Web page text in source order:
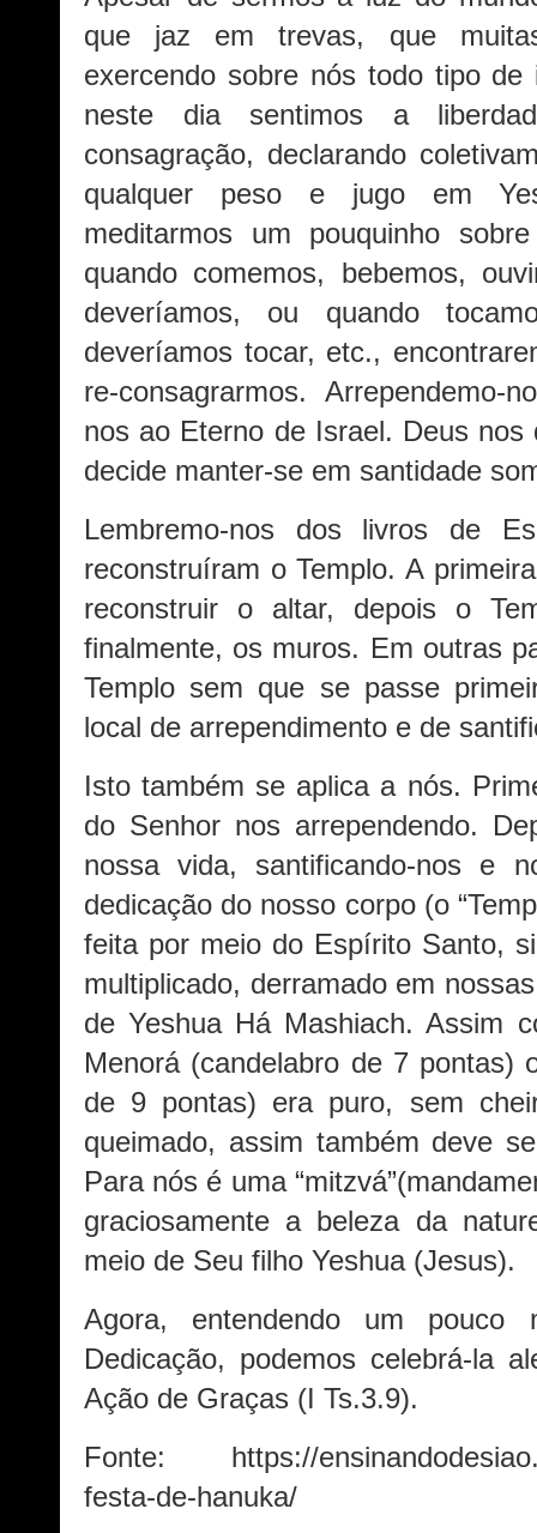
que jaz em trevas, que
exercendo sobre nós todo tipo de
neste dia sentimos a
consagração, declarando
qualquer peso e jugo em
meditarmos um pouquinho
quando comemos, bebemos,
deveríamos, ou quando
deveríamos tocar, etc.,
re-consagrarmos. Arrependemo-
nos ao Eterno de Israel. Deus
decide manter-se em santidade
Lembremo-nos dos livros de
reconstruíram o Templo. A
reconstruir o altar, depois o
finalmente, os muros. Em outras
Templo sem que se passe
local de arrependimento e de
Isto também se aplica a nós.
do Senhor nos arrependendo.
nossa vida, santificando-nos e
dedicação do nosso corpo (o
feita por meio do Espírito Santo,
multiplicado, derramado em
de Yeshua Há Mashiach. Assim
Menorá (candelabro de 7 pontas)
de 9 pontas) era puro, sem
queimado, assim também deve
Para nós é uma
graciosamente a beleza da
meio de Seu filho Yeshua (Jesus).
Agora, entendendo um
Dedicação, podemos celebrá-la
Ação de Graças (I Ts.3.9).
Fonte: https://
festa-de-hanuka/